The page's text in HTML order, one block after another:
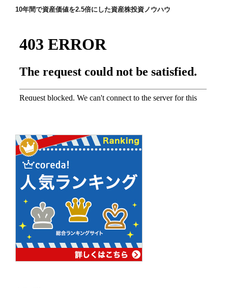
シ
ン
10年間で資産価値を2.5倍にした資産株投資ノウハウ